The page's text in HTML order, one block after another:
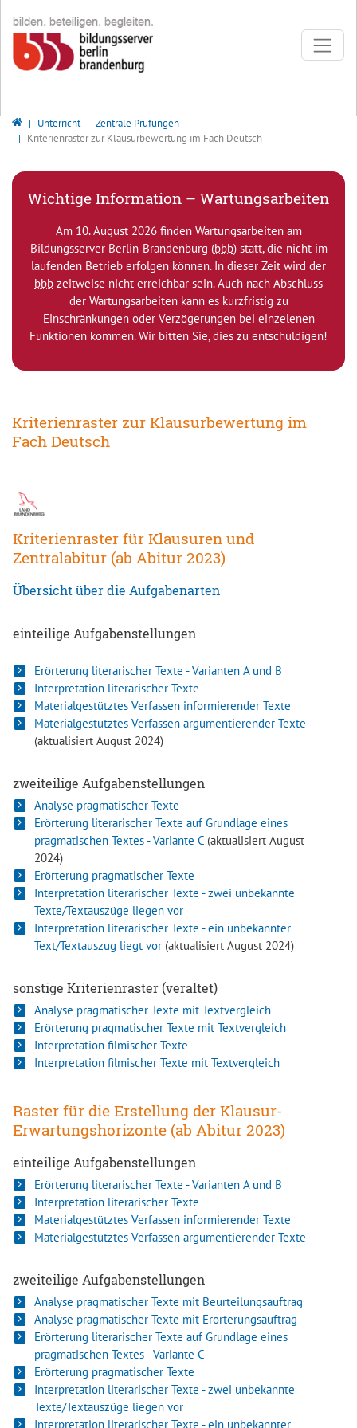
Bildungsserver Berlin - Brandenburg
Unterricht
Zentrale Prüfungen
Kriterienraster zur Klausurbewertung im Fach Deutsch
Wichtige Information – Wartungsarbeiten
Am 10. August 2026 finden Wartungsarbeiten am
Bildungsserver Berlin-Brandenburg (bbb) statt, die nicht im
laufenden Betrieb erfolgen können. In dieser Zeit wird der
bbb zeitweise nicht erreichbar sein. Auch nach Abschluss
der Wartungsarbeiten kann es kurzfristig zu
Einschränkungen oder Verzögerungen bei einzelenen
Funktionen kommen. Wir bitten Sie, dies zu entschuldigen!
Kriterienraster zur Klausurbewertung im
Fach Deutsch
Kriterienraster für Klausuren und
Zentralabitur (ab Abitur 2023)
Übersicht über die Aufgabenarten
einteilige Aufgabenstellungen
Erörterung literarischer Texte - Varianten A und B
Interpretation literarischer Texte
Materialgestütztes Verfassen informierender Texte
Materialgestütztes Verfassen argumentierender Texte
(aktualisiert August 2024)
zweiteilige Aufgabenstellungen
Analyse pragmatischer Texte
Erörterung literarischer Texte auf Grundlage eines
pragmatischen Textes - Variante C (aktualisiert August
2024)
Erörterung pragmatischer Texte
Interpretation literarischer Texte - zwei unbekannte
Texte/Textauszüge liegen vor
Interpretation literarischer Texte - ein unbekannter
Text/Textauszug liegt vor (aktualisiert August 2024)
sonstige Kriterienraster (veraltet)
Analyse pragmatischer Texte mit Textvergleich
Erörterung pragmatischer Texte mit Textvergleich
Interpretation filmischer Texte
Interpretation filmischer Texte mit Textvergleich
Raster für die Erstellung der Klausur-
Erwartungshorizonte (ab Abitur 2023)
einteilige Aufgabenstellungen
Erörterung literarischer Texte - Varianten A und B
Interpretation literarischer Texte
Materialgestütztes Verfassen informierender Texte
Materialgestütztes Verfassen argumentierender Texte
zweiteilige Aufgabenstellungen
Analyse pragmatischer Texte mit Beurteilungsauftrag
Analyse pragmatischer Texte mit Erörterungsauftrag
Erörterung literarischer Texte auf Grundlage eines
pragmatischen Textes - Variante C
Erörterung pragmatischer Texte
Interpretation literarischer Texte - zwei unbekannte
Texte/Textauszüge liegen vor
Interpretation literarischer Texte - ein unbekannter